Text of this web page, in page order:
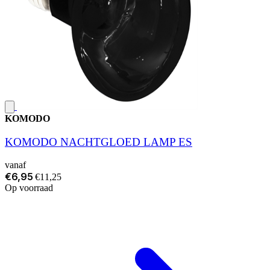
KOMODO
KOMODO NACHTGLOED LAMP ES
vanaf
€6,95 €11,25
Op voorraad